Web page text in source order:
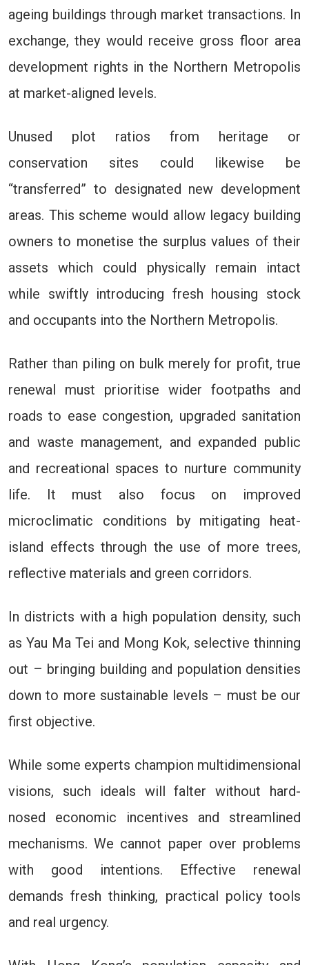
ageing buildings through market transactions. In
exchange, they would receive gross floor area
development rights in the Northern Metropolis
at market-aligned levels.
Unused plot ratios from heritage or
conservation sites could likewise be
“transferred” to designated new development
areas. This scheme would allow legacy building
owners to monetise the surplus values of their
assets which could physically remain intact
while swiftly introducing fresh housing stock
and occupants into the Northern Metropolis.
Rather than piling on bulk merely for profit, true
renewal must prioritise wider footpaths and
roads to ease congestion, upgraded sanitation
and waste management, and expanded public
and recreational spaces to nurture community
life. It must also focus on improved
microclimatic conditions by mitigating heat-
island effects through the use of more trees,
reflective materials and green corridors.
In districts with a high population density, such
as Yau Ma Tei and Mong Kok, selective thinning
out – bringing building and population densities
down to more sustainable levels – must be our
first objective.
While some experts champion multidimensional
visions, such ideals will falter without hard-
nosed economic incentives and streamlined
mechanisms. We cannot paper over problems
with good intentions. Effective renewal
demands fresh thinking, practical policy tools
and real urgency.